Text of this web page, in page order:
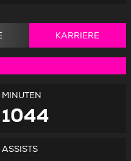
KARRIERE
MINUTEN
1044
ASSISTS